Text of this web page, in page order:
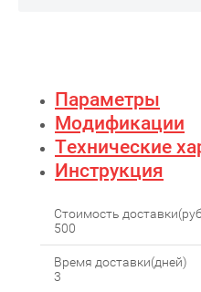
Параметры
Модификации
Технические
Инструкция
Стоимость
500
Время доставки(дней)
3